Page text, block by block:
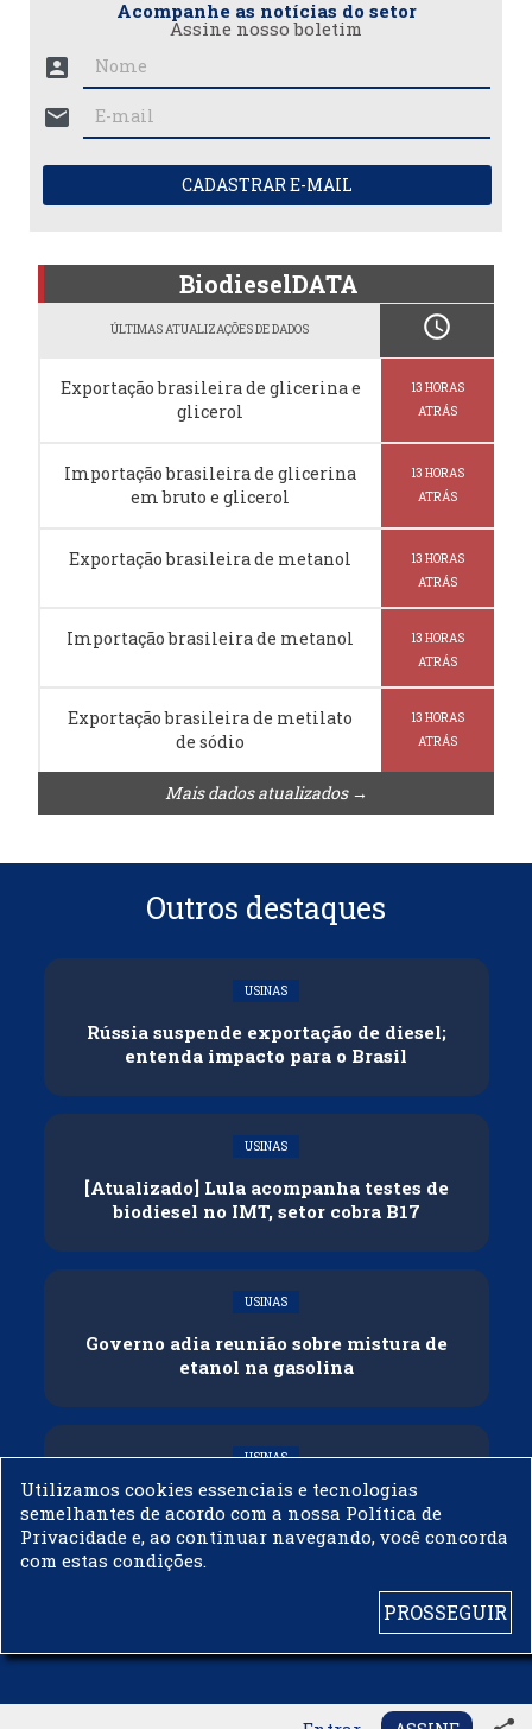
Acompanhe as notícias do setor
Assine nosso boletim
account_box
mail
CADASTRAR E-MAIL
BiodieselDATA
ÚLTIMAS ATUALIZAÇÕES DE DADOS schedule
Exportação brasileira de glicerina e
glicerol
13 HORAS
ATRÁS
Importação brasileira de glicerina
em bruto e glicerol
13 HORAS
ATRÁS
Exportação brasileira de metanol
13 HORAS
ATRÁS
Importação brasileira de metanol
13 HORAS
ATRÁS
Exportação brasileira de metilato
de sódio
13 HORAS
ATRÁS
Mais dados atualizados →
Outros destaques
USINAS
Rússia suspende exportação de diesel;
entenda impacto para o Brasil
USINAS
[Atualizado] Lula acompanha testes de
biodiesel no IMT, setor cobra B17
USINAS
Governo adia reunião sobre mistura de
etanol na gasolina
USINAS
CNPE veda importação de biodiesel
Utilizamos cookies essenciais e tecnologias
semelhantes de acordo com a nossa Política de
Privacidade e, ao continuar navegando, você concorda
com estas condições.
PROSSEGUIR